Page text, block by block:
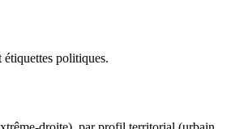
étiquettes politiques.